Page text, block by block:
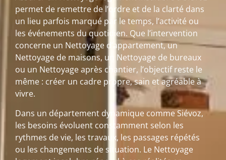
permet de remettre de l’ordre et de la clarté dans
un lieu parfois marqué par le temps, l’activité ou
les événements du quotidien. Que l’intervention
concerne un Nettoyage d’appartement, un
Nettoyage de maisons, un Nettoyage de bureaux
ou un Nettoyage après chantier, l’objectif reste le
même : créer un cadre propre, sain et agréable à
vivre.
Dans un département dynamique comme Siévoz,
les besoins évoluent constamment selon les
rythmes de vie, les travaux, les passages répétés
ou les changements de situation. Le Nettoyage